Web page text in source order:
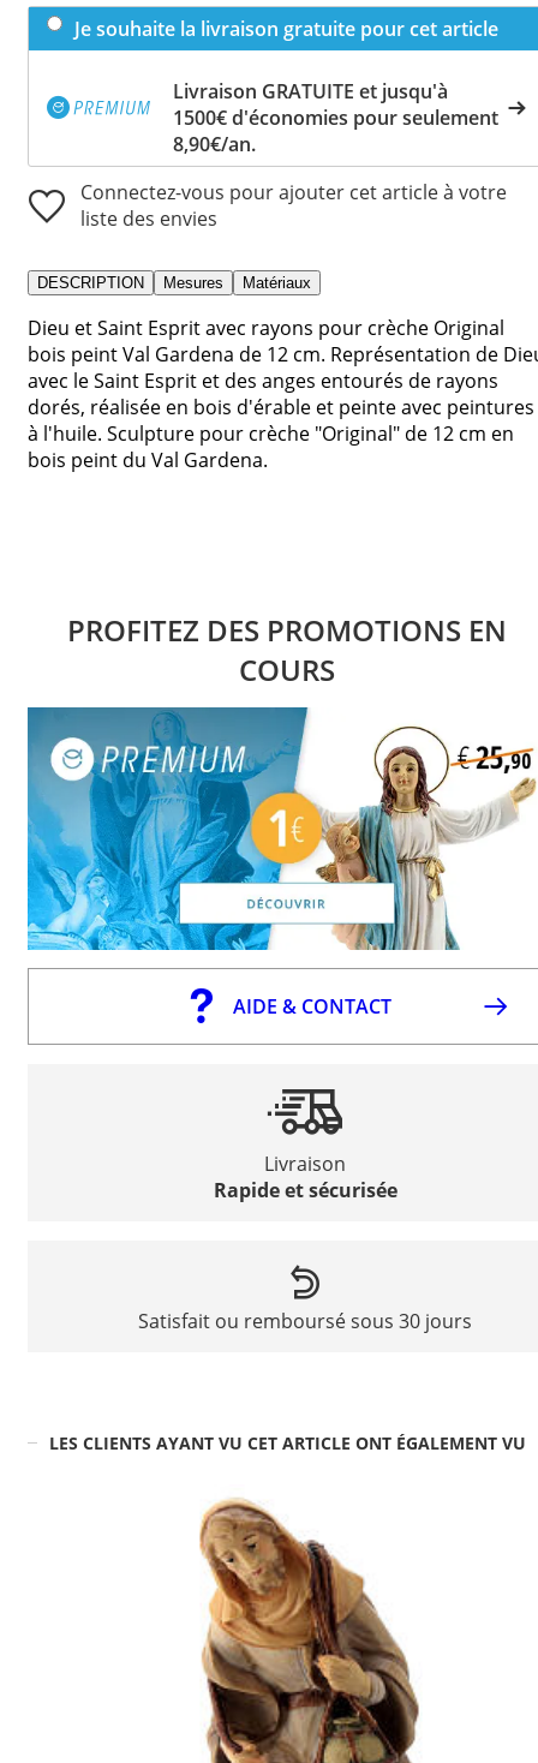
Je souhaite la livraison gratuite pour cet article
Livraison GRATUITE et jusqu'à
1500€ d'économies pour seulement
8,90€/an.
Connectez-vous pour ajouter cet article à votre
liste des envies
DESCRIPTION Mesures Matériaux
Dieu et Saint Esprit avec rayons pour crèche Original
bois peint Val Gardena de 12 cm. Représentation de
avec le Saint Esprit et des anges entourés de rayons
dorés, réalisée en bois d'érable et peinte avec peintures
à l'huile. Sculpture pour crèche "Original" de 12 cm en
bois peint du Val Gardena.
PROFITEZ DES PROMOTIONS EN
COURS
AIDE & CONTACT
Livraison
Rapide et sécurisée
Satisfait ou remboursé sous 30 jours
LES CLIENTS AYANT VU CET ARTICLE ONT ÉGALEMENT VU